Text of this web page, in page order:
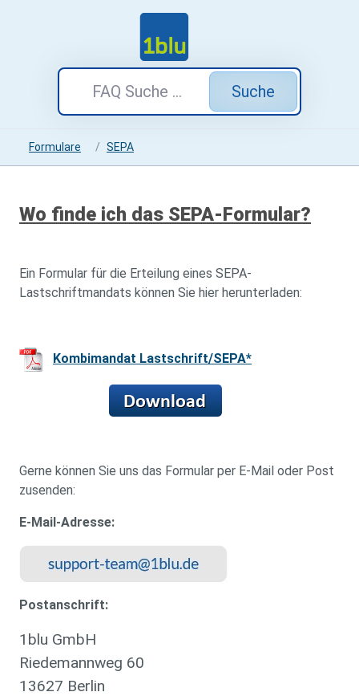
Suche
Formulare SEPA
Wo finde ich das SEPA-Formular?
Ein Formular für die Erteilung eines SEPA-
Lastschriftmandats können Sie hier herunterladen:
Kombimandat Lastschrift/SEPA*
Gerne können Sie uns das Formular per E-Mail oder Post
zusenden:
E-Mail-Adresse:
Postanschrift:
1blu GmbH
Riedemannweg 60
13627 Berlin